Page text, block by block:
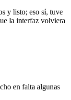
y listo; eso sí, tuve
la interfaz volviera
en falta algunas